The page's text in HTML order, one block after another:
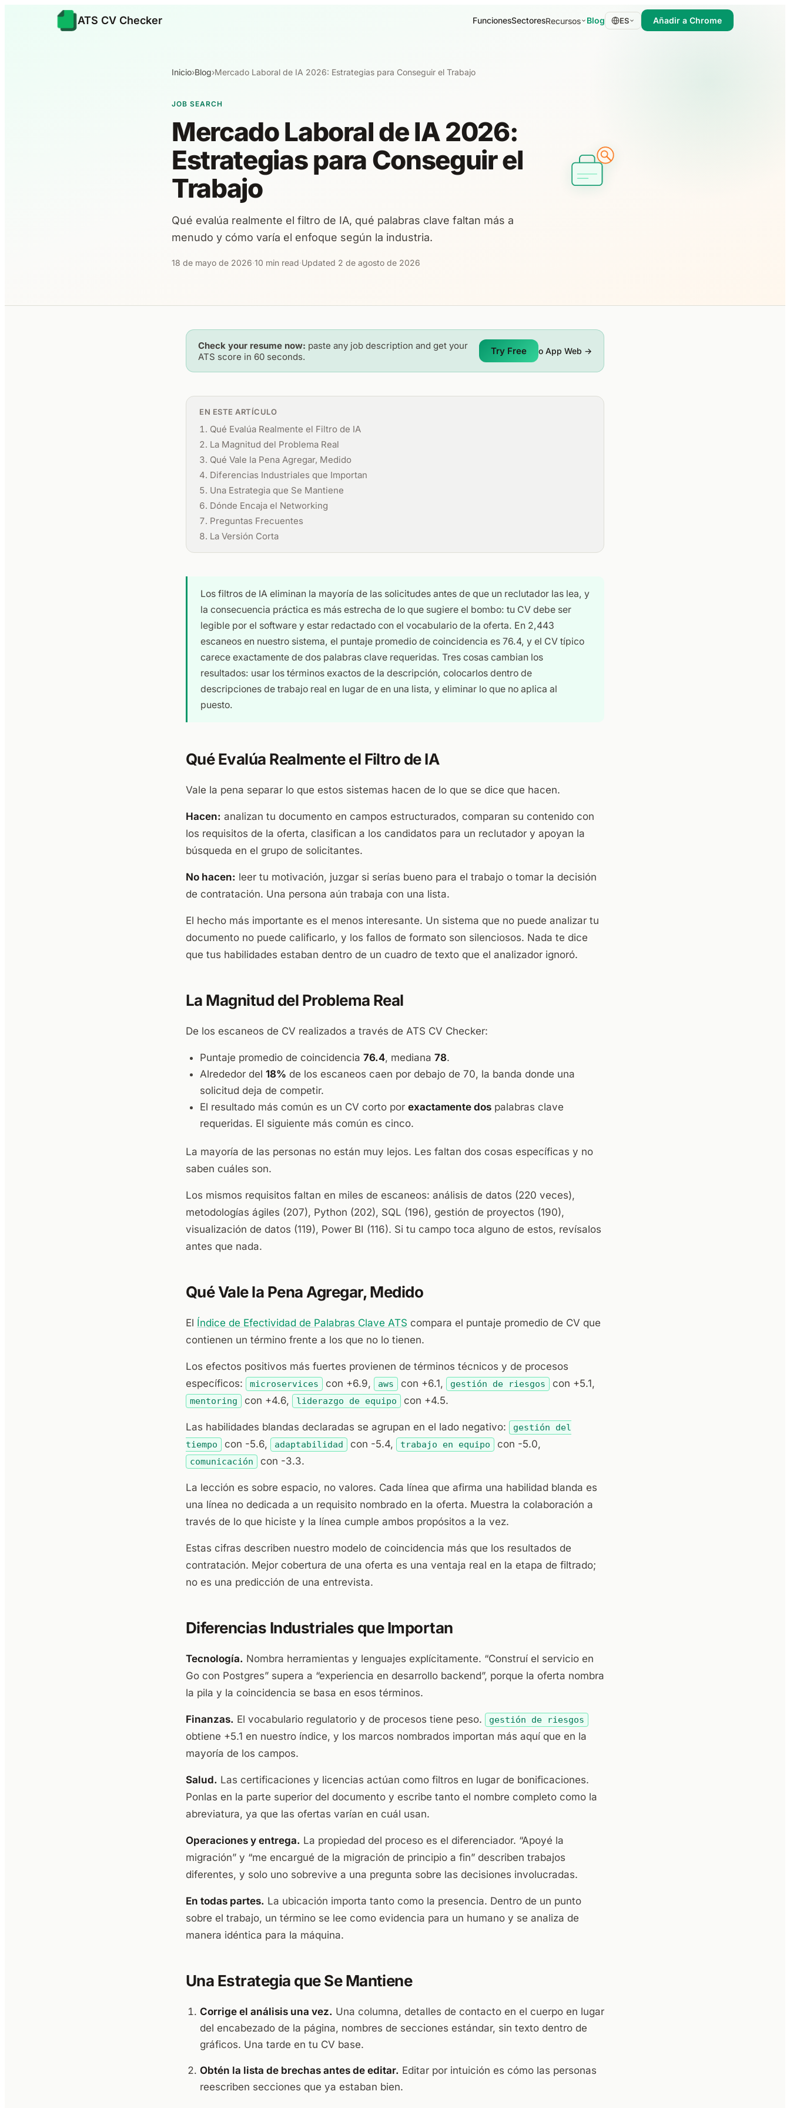
ATS CV Checker FuncionesSectoresRecursos Blog ES Añadir a Chrome
Inicio›Blog›Mercado Laboral de IA 2026: Estrategias para Conseguir el Trabajo
JOB SEARCH
Mercado Laboral de IA 2026:
Estrategias para Conseguir el
Trabajo
Qué evalúa realmente el filtro de IA, qué palabras clave faltan más a
menudo y cómo varía el enfoque según la industria.
18 de mayo de 2026·10 min read·Updated 2 de agosto de 2026
Check your resume now: paste any job description and get your
ATS score in 60 seconds.
Try Free o App Web →
EN ESTE ARTÍCULO
Qué Evalúa Realmente el Filtro de IA
La Magnitud del Problema Real
Qué Vale la Pena Agregar, Medido
Diferencias Industriales que Importan
Una Estrategia que Se Mantiene
Dónde Encaja el Networking
Preguntas Frecuentes
La Versión Corta
Los filtros de IA eliminan la mayoría de las solicitudes antes de que un reclutador las lea, y
la consecuencia práctica es más estrecha de lo que sugiere el bombo: tu CV debe ser
legible por el software y estar redactado con el vocabulario de la oferta. En 2,443
escaneos en nuestro sistema, el puntaje promedio de coincidencia es 76.4, y el CV típico
carece exactamente de dos palabras clave requeridas. Tres cosas cambian los
resultados: usar los términos exactos de la descripción, colocarlos dentro de
descripciones de trabajo real en lugar de en una lista, y eliminar lo que no aplica al
puesto.
Qué Evalúa Realmente el Filtro de IA
Vale la pena separar lo que estos sistemas hacen de lo que se dice que hacen.
Hacen: analizan tu documento en campos estructurados, comparan su contenido con
los requisitos de la oferta, clasifican a los candidatos para un reclutador y apoyan la
búsqueda en el grupo de solicitantes.
No hacen: leer tu motivación, juzgar si serías bueno para el trabajo o tomar la decisión
de contratación. Una persona aún trabaja con una lista.
El hecho más importante es el menos interesante. Un sistema que no puede analizar tu
documento no puede calificarlo, y los fallos de formato son silenciosos. Nada te dice
que tus habilidades estaban dentro de un cuadro de texto que el analizador ignoró.
La Magnitud del Problema Real
De los escaneos de CV realizados a través de ATS CV Checker:
Puntaje promedio de coincidencia 76.4, mediana 78.
Alrededor del 18% de los escaneos caen por debajo de 70, la banda donde una
solicitud deja de competir.
El resultado más común es un CV corto por exactamente dos palabras clave
requeridas. El siguiente más común es cinco.
La mayoría de las personas no están muy lejos. Les faltan dos cosas específicas y no
saben cuáles son.
Los mismos requisitos faltan en miles de escaneos: análisis de datos (220 veces),
metodologías ágiles (207), Python (202), SQL (196), gestión de proyectos (190),
visualización de datos (119), Power BI (116). Si tu campo toca alguno de estos, revísalos
antes que nada.
Qué Vale la Pena Agregar, Medido
El Índice de Efectividad de Palabras Clave ATS compara el puntaje promedio de CV que
contienen un término frente a los que no lo tienen.
Los efectos positivos más fuertes provienen de términos técnicos y de procesos
específicos:
microservices con +6.9, aws con +6.1, gestión de riesgos con +5.1,
mentoring con +4.6, liderazgo de equipo con +4.5.
Las habilidades blandas declaradas se agrupan en el lado negativo:
gestión del
tiempo
con -5.6, adaptabilidad con -5.4, trabajo en equipo con -5.0,
comunicación con -3.3.
La lección es sobre espacio, no valores. Cada línea que afirma una habilidad blanda es
una línea no dedicada a un requisito nombrado en la oferta. Muestra la colaboración a
través de lo que hiciste y la línea cumple ambos propósitos a la vez.
Estas cifras describen nuestro modelo de coincidencia más que los resultados de
contratación. Mejor cobertura de una oferta es una ventaja real en la etapa de filtrado;
no es una predicción de una entrevista.
Diferencias Industriales que Importan
Tecnología. Nombra herramientas y lenguajes explícitamente. “Construí el servicio en
Go con Postgres” supera a “experiencia en desarrollo backend”, porque la oferta nombra
la pila y la coincidencia se basa en esos términos.
Finanzas. El vocabulario regulatorio y de procesos tiene peso. gestión de riesgos
obtiene +5.1 en nuestro índice, y los marcos nombrados importan más aquí que en la
mayoría de los campos.
Salud. Las certificaciones y licencias actúan como filtros en lugar de bonificaciones.
Ponlas en la parte superior del documento y escribe tanto el nombre completo como la
abreviatura, ya que las ofertas varían en cuál usan.
Operaciones y entrega. La propiedad del proceso es el diferenciador. “Apoyé la
migración” y “me encargué de la migración de principio a fin” describen trabajos
diferentes, y solo uno sobrevive a una pregunta sobre las decisiones involucradas.
En todas partes. La ubicación importa tanto como la presencia. Dentro de un punto
sobre el trabajo, un término se lee como evidencia para un humano y se analiza de
manera idéntica para la máquina.
Una Estrategia que Se Mantiene
Corrige el análisis una vez. Una columna, detalles de contacto en el cuerpo en lugar
del encabezado de la página, nombres de secciones estándar, sin texto dentro de
gráficos. Una tarde en tu CV base.
Obtén la lista de brechas antes de editar. Editar por intuición es cómo las personas
reescriben secciones que ya estaban bien.